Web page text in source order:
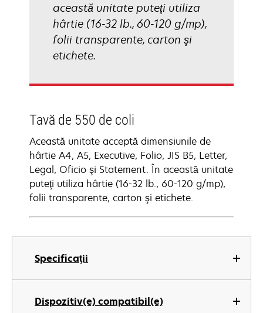
Specificaţii
Dispozitiv(e) compatibil(e)
această unitate puteţi utiliza
hârtie (16-32 lb., 60-120 g/mp),
folii transparente, carton şi
etichete.
Tavă de 550 de coli
Această unitate acceptă dimensiunile de
hârtie A4, A5, Executive, Folio, JIS B5, Letter,
Legal, Oficio şi Statement. În această unitate
puteţi utiliza hârtie (16-32 lb., 60-120 g/mp),
folii transparente, carton şi etichete.